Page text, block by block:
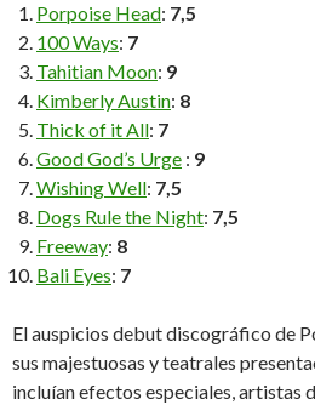
Porpoise Head: 7,5
100 Ways: 7
Tahitian Moon: 9
Kimberly Austin: 8
Thick of it All: 7
Good God’s Urge : 9
Wishing Well: 7,5
Dogs Rule the Night: 7,5
Freeway: 8
Bali Eyes: 7
El auspicios debut discográfico de
sus majestuosas y teatrales
incluían efectos especiales, artistas